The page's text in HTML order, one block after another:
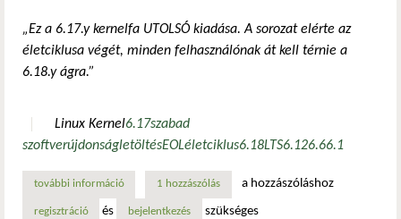
„Ez a 6.17.y kernelfa UTOLSÓ kiadása. A sorozat elérte az
életciklusa végét, minden felhasználónak át kell térnie a
6.18.y ágra.”
Linux Kernel6.17szabad
szoftverújdonságletöltésEOLéletciklus6.18LTS6.126.66.1
további információa linux kernel 6.17 életciklusa lezárult – ideje frissíteni a
1 hozzászólás a hozzászóláshoz
regisztráció és bejelentkezés szükséges